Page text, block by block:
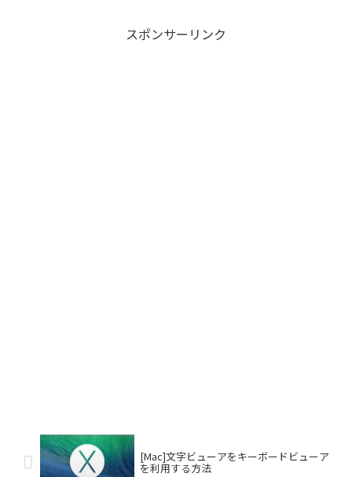
スポンサーリンク
[Mac]文字ビューアをキーボードビューア
を利用する方法